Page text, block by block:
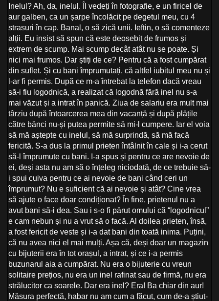
Inelul? Ah, da, inelul. Îl vedeți în fotografie, e un firicel de
aur galben, ca un șarpe încolăcit pe degetul meu, cu 4
strasuri în cap. Banal, o să zică unii. Ieftin, o să comenteze
alții. Eu insist să spun că este deosebit de frumos și
extrem de scump. Mai scump decât atât nu se poate. Și
nici mai frumos. Dar știți de ce? Pentru că a fost cumpărat
din suflet. Și cu bani împrumutați, că altfel iubitul meu nu și
l-ar fi permis. După ce m-a întrebat la telefon dacă vreau
să-i fiu logodnică, a realizat că logodnă fără inel nu s-a
mai văzut și a intrat în panică. Ziua de salariu era mult mai
târziu după întoarcerea mea din vacanță și după plățile
către bănci nu-și putea permite să mi-l cumpere. Iar el voia
să mă aștepte cu inelul, să mă surprindă, să mă facă
fericită. S-a dus la primul prieten întâlnit în cale și i-a cerut
să-l împrumute cu bani. I-a spus și pentru ce are nevoie de
ei, deși asta nu am să o înțeleg niciodată, de ce trebuie să-
i spui cuiva pentru ce ai nevoie de bani când ceri un
împrumut? Nu e suficient că ai nevoie și atât? Cine vrea
să ajute o face doar condiționat? În fine, prietenul nu a
avut bani să-i dea. Sau i s-o fi părut omului că “logodnicul”
e cam nebun și nu a vrut să o facă. Al doilea prieten, însă,
a fost fericit de veste și i-a dat bani din toată inima. Puțini,
că nu avea nici el mai mulți. Așa că, deși doar un magazin
cu bijuterii era în tot orașul, a intrat, și ce i-a permis
buzunarul aia a cumpărat. Nu era o bijuterie cu vreun
solitaire prețios, nu era un inel rafinat sau de firmă, nu era
strălucitor ca soarele. Dar era inel? Era! Ba chiar din aur!
Măsura perfectă, habar nu am cum a făcut, cum de-a știut-